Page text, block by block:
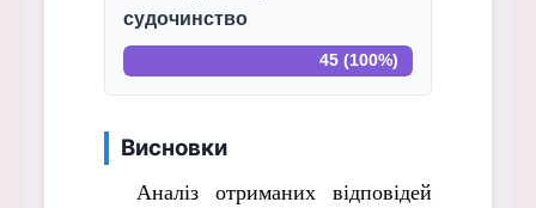
судочинство
45 (100%)
Висновки
Аналіз отриманих відповідей